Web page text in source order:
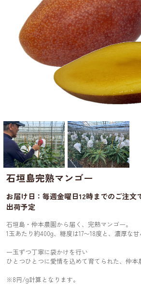
石垣島完熟マンゴー
お届け日：毎週金曜日12時までのご注文
出荷予定
石垣島・仲本農園から届く、完熟マンゴー。
1玉あたり約400g、糖度は17〜18度と、濃厚な甘
一玉ずつ丁寧に袋かけを行い
ひとつひとつに愛情を込めて育てられた、仲本
※8円/g計算となります。